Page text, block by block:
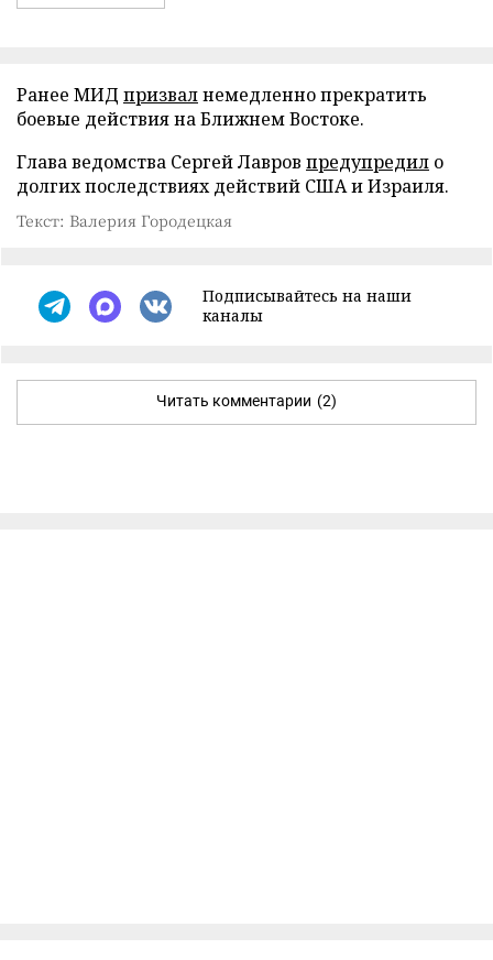
Ранее МИД призвалнемедленно прекратить
боевые действия на Ближнем Востоке.
Глава ведомства Сергей Лавров предупредил о
долгих последствиях действий США и Израиля.
Текст: Валерия Городецкая
Подписывайтесь на наши
каналы
Читать комментарии (2)